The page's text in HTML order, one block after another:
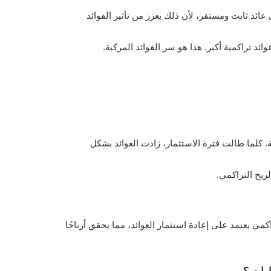
ثابت ومستقر، لأن ذلك يعزز من تأثير الفوائد
تراكمية أكبر. هذا هو سر الفوائد المركبة.
كلما طالت فترة الاستثمار، زادت العوائد بشكل
التراكمي.
يعتمد على إعادة استثمار العوائد، مما يحقق أرباحًا